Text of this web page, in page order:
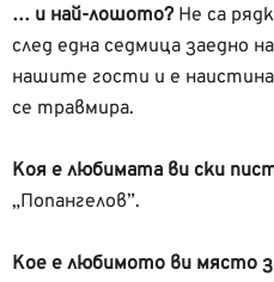
… и най-лошото? Не са
след една седмица заедно
нашите гости и е
се травмира.
Коя е любимата ви ски
„Попангелов”.
Кое е любимото ви място